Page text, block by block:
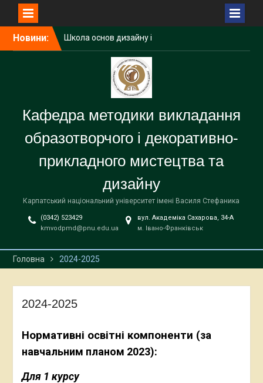
Новини:
Школа основ дизайну і
художньої графіки при
УОДі як простір творчого
розвитку дітей.
Кафедральні огляди
Підсумкова атестація
(комплексний екзамен)
студентів першого
(бакалаврського) рівня
вищої освіти
Кафедра методики викладання
образотворчого і декоративно-
прикладного мистецтва та
дизайну
Карпатський національний університет імені Василя Стефаника
(0342) 523429
kmvodpmd@pnu.edu.ua
вул. Академіка Сахарова, 34-А
м. Івано-Франківськ
Головна 2024-2025
2024-2025
Нормативні освітні компоненти (за
навчальним планом 2023):
Для 1 курсу